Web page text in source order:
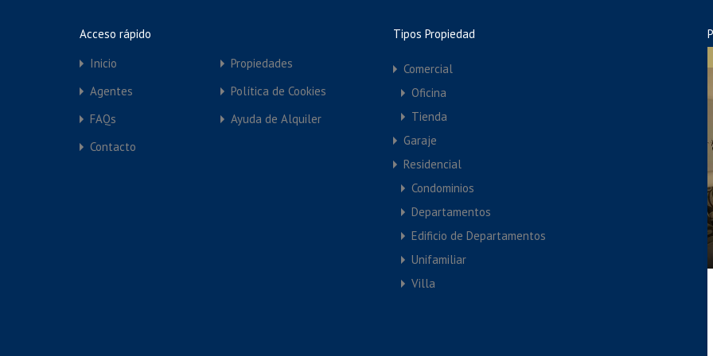
Acceso rápido
Inicio
Propiedades
Agentes
Política de Cookies
FAQs
Ayuda de Alquiler
Contacto
Tipos Propiedad
Comercial
Oficina
Tienda
Garaje
Residencial
Condominios
Departamentos
Edificio de Departamentos
Unifamiliar
Villa